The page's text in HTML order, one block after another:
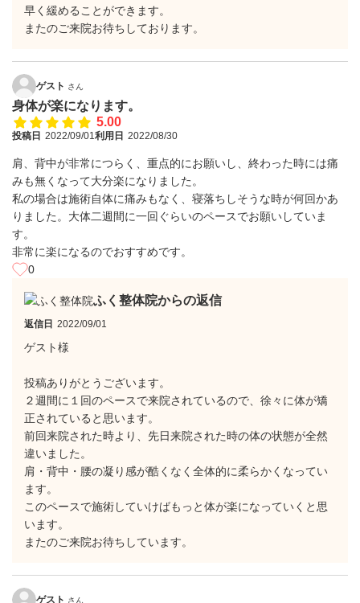
早く緩めることができます。
またのご来院お待ちしております。
ゲスト さん
身体が楽になります。
5.00
投稿日 2022/09/01利用日 2022/08/30
肩、背中が非常につらく、重点的にお願いし、終わった時には痛
みも無くなって大分楽になりました。
私の場合は施術自体に痛みもなく、寝落ちしそうな時が何回かあ
りました。大体二週間に一回ぐらいのペースでお願いしていま
す。
非常に楽になるのでおすすめです。
0
ふく整体院からの返信
返信日 2022/09/01
ゲスト様
投稿ありがとうございます。
２週間に１回のペースで来院されているので、徐々に体が矯
正されていると思います。
前回来院された時より、先日来院された時の体の状態が全然
違いました。
肩・背中・腰の凝り感が酷くなく全体的に柔らかくなってい
ます。
このペースで施術していけばもっと体が楽になっていくと思
います。
またのご来院お待ちしています。
ゲスト さん